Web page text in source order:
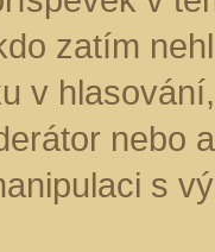
zatím
v
nebo
s